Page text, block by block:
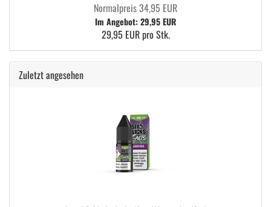
Normalpreis 34,95 EUR
Im Angebot: 29,95 EUR
29,95 EUR pro Stk.
Zuletzt angesehen